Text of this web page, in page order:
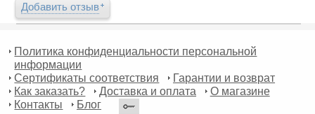
Добавить отзыв
Политика конфиденциальности персональной
информации
Сертификаты соответствия
Гарантии и возврат
Как заказать?
Доставка и оплата
О магазине
Контакты
Блог